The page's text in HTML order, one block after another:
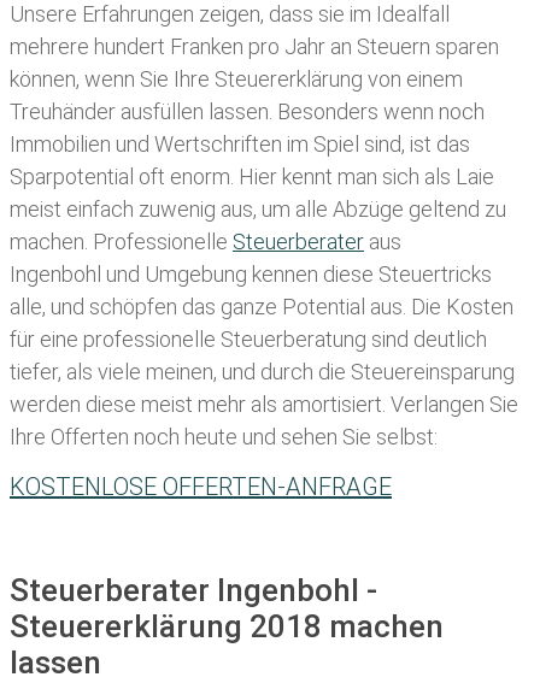
Unsere Erfahrungen zeigen, dass sie im Idealfall
mehrere hundert Franken pro Jahr an Steuern sparen
können, wenn Sie Ihre Steuererklärung von einem
Treuhänder ausfüllen lassen . Besonders wenn noch
Immobilien und Wertschriften im Spiel sind, ist das
Sparpotential oft enorm. Hier kennt man sich als Laie
meist einfach zuwenig aus, um alle Abzüge geltend zu
machen. Professionelle Steuerberater aus
Ingenbohl und Umgebung kennen diese Steuertricks
alle, und schöpfen das ganze Potential aus. Die Kosten
für eine professionelle Steuerberatung sind deutlich
tiefer, als viele meinen, und durch die Steuereinsparung
werden diese meist mehr als amortisiert. Verlangen Sie
Ihre Offerten noch heute und sehen Sie selbst:
KOSTENLOSE OFFERTEN-ANFRAGE
Steuerberater Ingenbohl -
Steuererklärung 2018 machen
lassen